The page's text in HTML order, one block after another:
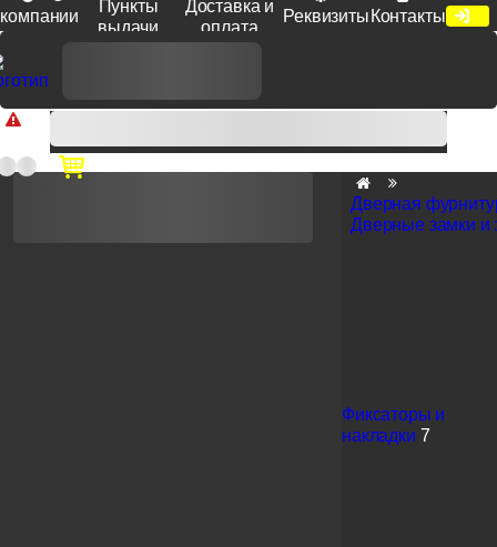
компании
Пункты
выдачи
Доставка и
оплата
Реквизиты Контакты
Доп. скидка от цен на сайте 7% при заказе от 50 тыс. руб
продукции Venezia, Fratelli, Tupai, Extreza, Melodia, Forme при
оплате по счету.
Дверная
Дверные замки и
Фиксаторы и
накладки 7